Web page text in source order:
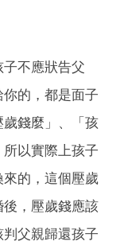
不應狀告父
的，都是面子
錢麼」、「孩
以實際上孩子
的，這個壓歲
，壓歲錢應該
父親歸還孩子